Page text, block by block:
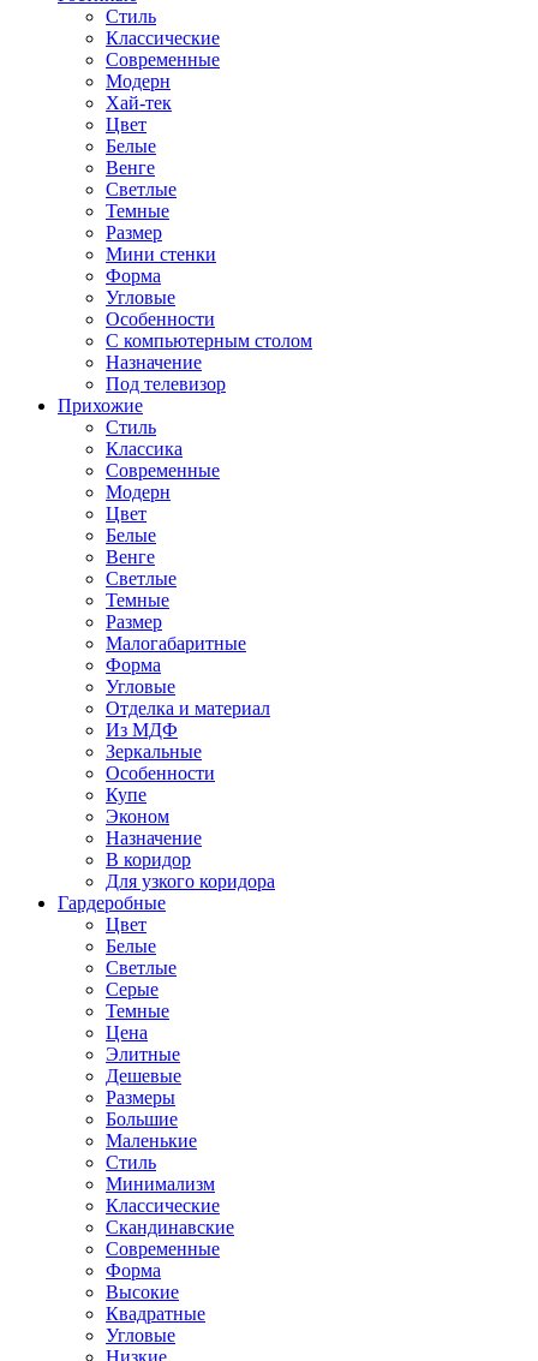
Стиль
Классические
Современные
Модерн
Хай-тек
Цвет
Белые
Венге
Светлые
Темные
Размер
Мини стенки
Форма
Угловые
Особенности
С компьютерным столом
Назначение
Под телевизор
Прихожие
Стиль
Классика
Современные
Модерн
Цвет
Белые
Венге
Светлые
Темные
Размер
Малогабаритные
Форма
Угловые
Отделка и материал
Из МДФ
Зеркальные
Особенности
Купе
Эконом
Назначение
В коридор
Для узкого коридора
Гардеробные
Цвет
Белые
Светлые
Серые
Темные
Цена
Элитные
Дешевые
Размеры
Большие
Маленькие
Стиль
Минимализм
Классические
Скандинавские
Современные
Форма
Высокие
Квадратные
Угловые
Низкие